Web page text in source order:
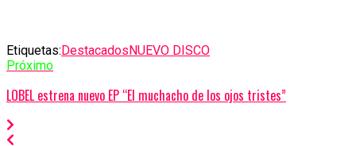
Etiquetas:DestacadosNUEVO DISCO
Próximo
LOBEL estrena nuevo EP “El muchacho de los ojos tristes”